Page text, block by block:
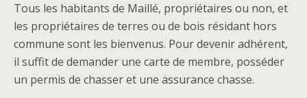
Tous les habitants de Maillé, propriétaires ou non, et
les propriétaires de terres ou de bois résidant hors
commune sont les bienvenus. Pour devenir adhérent,
il suffit de demander une carte de membre, posséder
un permis de chasser et une assurance chasse.